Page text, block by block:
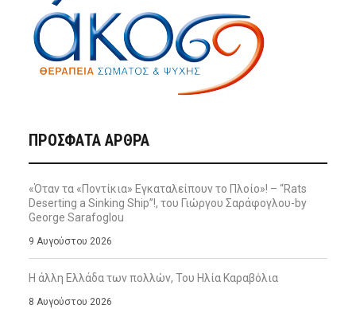
ΠΡΌΣΦΑΤΑ ΆΡΘΡΑ
«Όταν τα «Ποντίκια» Εγκαταλείπουν το Πλοίο»! – “Rats
Deserting a Sinking Ship”!, του Γιώργου Σαράφογλου-by
George Sarafoglou
9 Αυγούστου 2026
Η άλλη Ελλάδα των πολλών, Του Ηλία Καραβόλια
8 Αυγούστου 2026